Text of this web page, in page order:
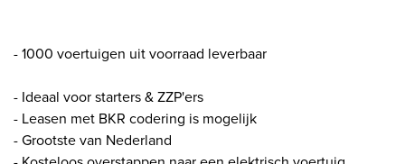
- 1000 voertuigen uit voorraad leverbaar
- Ideaal voor starters & ZZP'ers
- Leasen met BKR codering is mogelijk
- Grootste van Nederland